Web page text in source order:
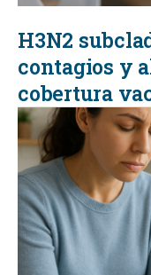
H3N2
contagios y
cobertura